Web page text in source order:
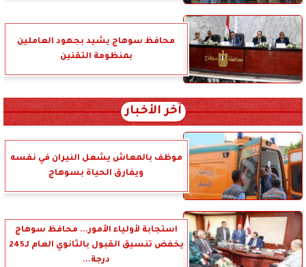
محافظ سوهاج يشيد بجهود العاملين
بمنظومة التقنين
آخر الأخبار
موظف بالمعاش يشعل النيران في نفسه
ويفارق الحياة بسوهاج
استجابة لأولياء الأمور... محافظ سوهاج
يخفض تنسيق القبول بالثانوي العام لـ245
درجة...